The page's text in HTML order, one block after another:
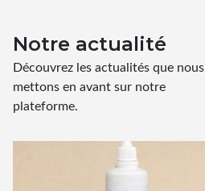
Notre actualité
Découvrez les actualités que nous
mettons en avant sur notre
plateforme.